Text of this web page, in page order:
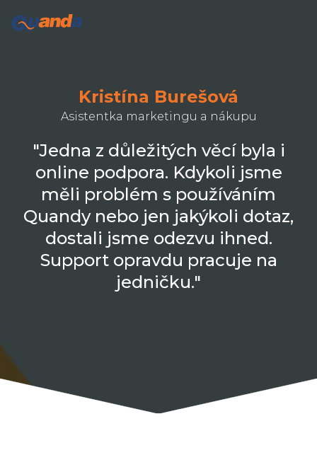
Kristína Burešová
Asistentka marketingu a nákupu
"Jedna z důležitých věcí byla i
online podpora. Kdykoli jsme
měli problém s používáním
Quandy nebo jen jakýkoli dotaz,
dostali jsme odezvu ihned.
Support opravdu pracuje na
jedničku."